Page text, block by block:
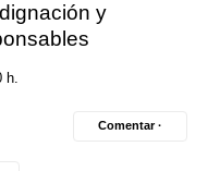
y
h.
Comentar ·